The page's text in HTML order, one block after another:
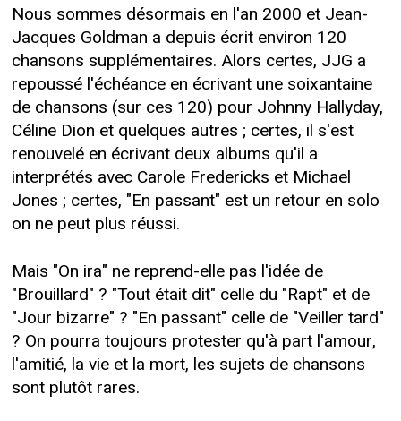
Nous sommes désormais en l'an 2000 et Jean-
Jacques Goldman a depuis écrit environ 120
chansons supplémentaires. Alors certes, JJG a
repoussé l'échéance en écrivant une soixantaine
de chansons (sur ces 120) pour Johnny Hallyday,
Céline Dion et quelques autres ; certes, il s'est
renouvelé en écrivant deux albums qu'il a
interprétés avec Carole Fredericks et Michael
Jones ; certes, "En passant" est un retour en solo
on ne peut plus réussi.
Mais "On ira" ne reprend-elle pas l'idée de
"Brouillard" ? "Tout était dit" celle du "Rapt" et de
"Jour bizarre" ? "En passant" celle de "Veiller tard"
? On pourra toujours protester qu'à part l'amour,
l'amitié, la vie et la mort, les sujets de chansons
sont plutôt rares.